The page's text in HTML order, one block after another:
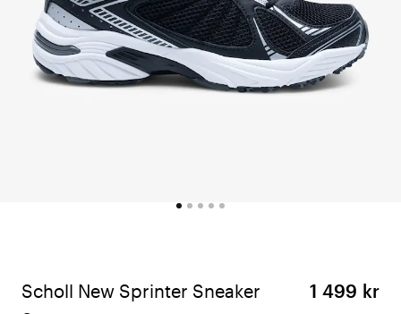
Scholl New Sprinter Sneaker
1 499 kr